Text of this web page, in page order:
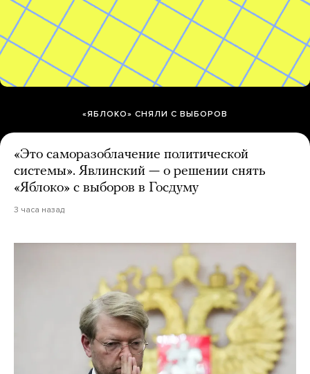
«ЯБЛОКО» СНЯЛИ С ВЫБОРОВ
«Это саморазоблачение политической
системы». Явлинский — о решении снять
«Яблоко» с выборов в Госдуму
3 часа назад